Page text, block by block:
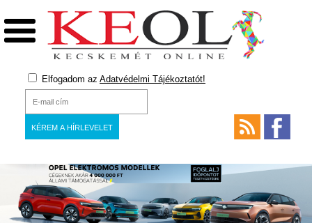
Elfogadom az Adatvédelmi Tájékoztatót!